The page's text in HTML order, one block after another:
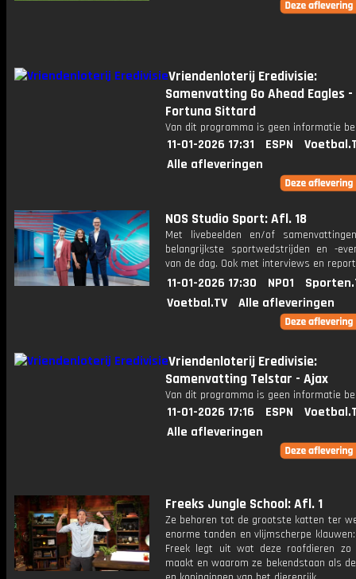
Vriendenloterij Eredivisie:
Samenvatting Go Ahead Eagles -
Fortuna Sittard
Van dit programma is geen informatie
11-01-2026 17:31 ESPN
Alle afleveringen
NOS Studio Sport: Afl. 18
Met livebeelden en/of
belangrijkste sportwedstrijden en -
van de dag. Ook met interviews en
11-01-2026 17:30 NPO1
Voetbal.TV
Alle afleveringen
Vriendenloterij Eredivisie:
Samenvatting Telstar - Ajax
Van dit programma is geen informatie
11-01-2026 17:16 ESPN
Alle afleveringen
Freeks Jungle School: Afl. 1
Ze behoren tot de grootste katten ter
enorme tanden en vlijmscherpe
Freek legt uit wat deze roofdieren zo
maakt en waarom ze bekendstaan als